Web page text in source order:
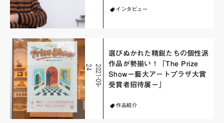
インタビュー
2
0
2
1
-
0
9
-
2
4
選びぬかれた精鋭たちの個性派
作品が勢揃い！「The Prize
Show－藝大アートプラザ大賞
受賞者招待展－」
作品紹介